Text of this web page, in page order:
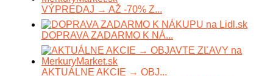
VÝPREDAJ → AŽ -70% Z...
DOPRAVA ZADARMO K NÁ...
AKTUÁLNE AKCIE → OBJ...